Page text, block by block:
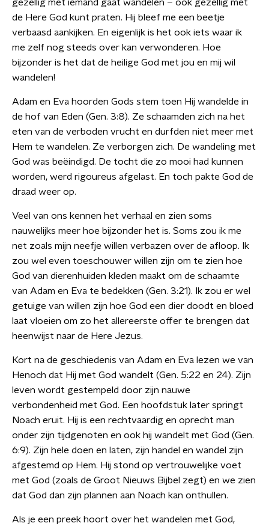
gezellig met iemand gaat wandelen – ook gezellig met
de Here God kunt praten. Hij bleef me een beetje
verbaasd aankijken. En eigenlijk is het ook iets waar ik
me zelf nog steeds over kan verwonderen. Hoe
bijzonder is het dat de heilige God met jou en mij wil
wandelen!
Adam en Eva hoorden Gods stem toen Hij wandelde in
de hof van Eden (Gen. 3:8). Ze schaamden zich na het
eten van de verboden vrucht en durfden niet meer met
Hem te wandelen. Ze verborgen zich. De wandeling met
God was beëindigd. De tocht die zo mooi had kunnen
worden, werd rigoureus afgelast. En toch pakte God de
draad weer op.
Veel van ons kennen het verhaal en zien soms
nauwelijks meer hoe bijzonder het is. Soms zou ik me
net zoals mijn neefje willen verbazen over de afloop. Ik
zou wel even toeschouwer willen zijn om te zien hoe
God van dierenhuiden kleden maakt om de schaamte
van Adam en Eva te bedekken (Gen. 3:21). Ik zou er wel
getuige van willen zijn hoe God een dier doodt en bloed
laat vloeien om zo het allereerste offer te brengen dat
heenwijst naar de Here Jezus.
Kort na de geschiedenis van Adam en Eva lezen we van
Henoch dat Hij met God wandelt (Gen. 5:22 en 24). Zijn
leven wordt gestempeld door zijn nauwe
verbondenheid met God. Een hoofdstuk later springt
Noach eruit. Hij is een rechtvaardig en oprecht man
onder zijn tijdgenoten en ook hij wandelt met God (Gen.
6:9). Zijn hele doen en laten, zijn handel en wandel zijn
afgestemd op Hem. Hij stond op vertrouwelijke voet
met God (zoals de Groot Nieuws Bijbel zegt) en we zien
dat God dan zijn plannen aan Noach kan onthullen.
Als je een preek hoort over het wandelen met God,